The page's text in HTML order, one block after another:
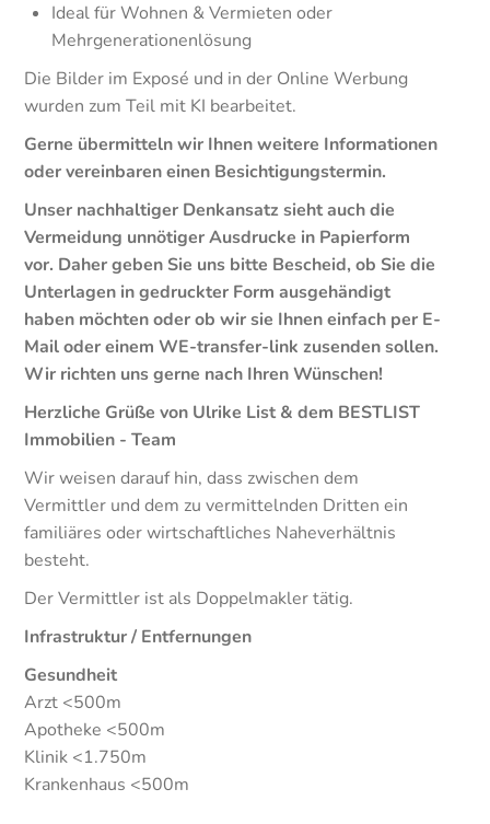
Ideal für Wohnen & Vermieten oder
Mehrgenerationenlösung
Die Bilder im Exposé und in der Online Werbung
wurden zum Teil mit KI bearbeitet.
Gerne übermitteln wir Ihnen weitere Informationen
oder vereinbaren einen Besichtigungstermin.
Unser nachhaltiger Denkansatz sieht auch die
Vermeidung unnötiger Ausdrucke in Papierform
vor. Daher geben Sie uns bitte Bescheid, ob Sie die
Unterlagen in gedruckter Form ausgehändigt
haben möchten oder ob wir sie Ihnen einfach per E-
Mail oder einem WE-transfer-link zusenden sollen.
Wir richten uns gerne nach Ihren Wünschen!
Herzliche Grüße von Ulrike List & dem BESTLIST
Immobilien - Team
Wir weisen darauf hin, dass zwischen dem
Vermittler und dem zu vermittelnden Dritten ein
familiäres oder wirtschaftliches Naheverhältnis
besteht.
Der Vermittler ist als Doppelmakler tätig.
Infrastruktur / Entfernungen
Gesundheit
Arzt <500m
Apotheke <500m
Klinik <1.750m
Krankenhaus <500m